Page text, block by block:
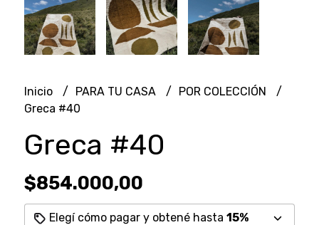
Inicio PARA TU CASA
POR COLECCIÓN
Greca #40
Greca #40
$854.000,00
Elegí cómo pagar y obtené hasta 15%